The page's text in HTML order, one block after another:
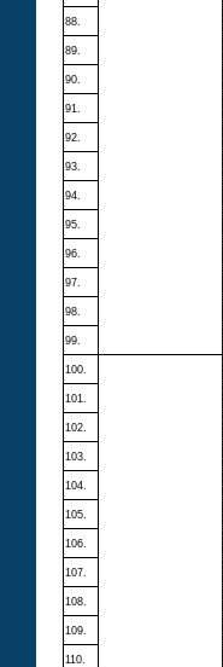
88.
89.
90.
91.
92.
93.
94.
95.
96.
97.
98.
99.
100.
101.
102.
103.
104.
105.
106.
107.
108.
109.
110.